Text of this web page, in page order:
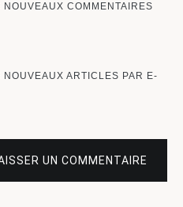
COMMENTAIRES
ARTICLES PAR E-
UN COMMENTAIRE